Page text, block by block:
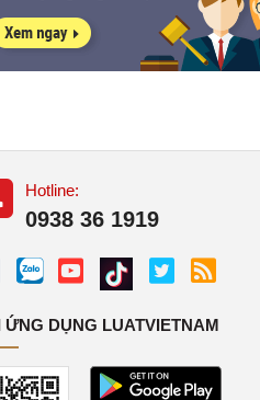
Hotline:
0938 36 1919
ỨNG DỤNG LUATVIETNAM